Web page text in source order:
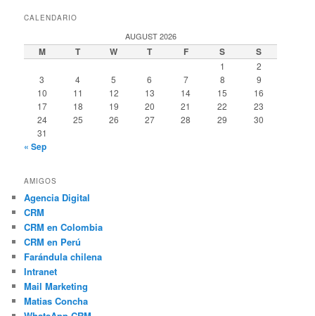
CALENDARIO
AUGUST 2026
M T W T F S S
1
2
3
4 5 6 7 8
9
10
11 12 13 14 15
16
17
18 19 20 21 22
23
24
25 26 27 28 29
30
31
« Sep
AMIGOS
Agencia Digital
CRM
CRM en Colombia
CRM en Perú
Farándula chilena
Intranet
Mail Marketing
Matias Concha